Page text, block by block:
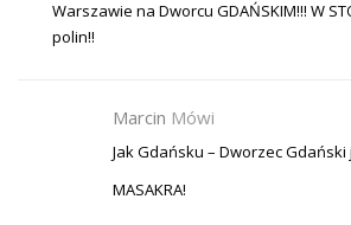
Warszawie na Dworcu GDAŃSKIM!!! W
polin!!
Marcin Mówi
Jak Gdańsku – Dworzec Gdański
MASAKRA!